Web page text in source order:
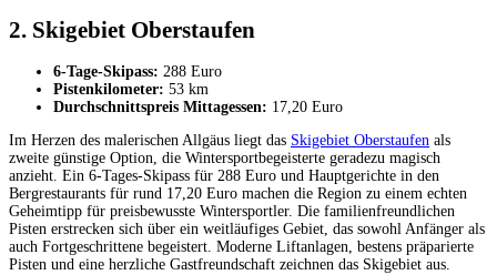
2. Skigebiet Oberstaufen
6-Tage-Skipass: 288 Euro
Pistenkilometer: 53 km
Durchschnittspreis Mittagessen: 17,20 Euro
Im Herzen des malerischen Allgäus liegt das Skigebiet Oberstaufen als
zweite günstige Option, die Wintersportbegeisterte geradezu magisch
anzieht. Ein 6-Tages-Skipass für 288 Euro und Hauptgerichte in den
Bergrestaurants für rund 17,20 Euro machen die Region zu einem echten
Geheimtipp für preisbewusste Wintersportler. Die familienfreundlichen
Pisten erstrecken sich über ein weitläufiges Gebiet, das sowohl Anfänger als
auch Fortgeschrittene begeistert. Moderne Liftanlagen, bestens präparierte
Pisten und eine herzliche Gastfreundschaft zeichnen das Skigebiet aus.